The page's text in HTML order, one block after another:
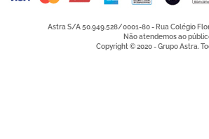
Astra S/A 50.949.528/0001-80 - Rua Colégio
Não atendemos ao
Copyright © 2020 - Grupo Astra.